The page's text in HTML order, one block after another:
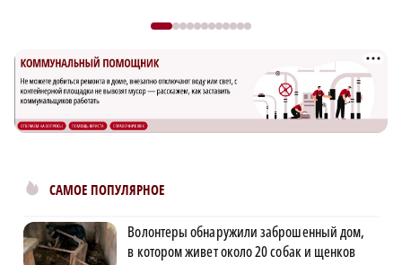
САМОЕ ПОПУЛЯРНОЕ
Волонтеры обнаружили заброшенный дом,
в котором живет около 20 собак и щенков